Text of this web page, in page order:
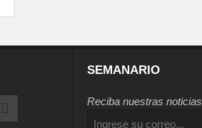
SEMANARIO
Reciba nuestras noticias